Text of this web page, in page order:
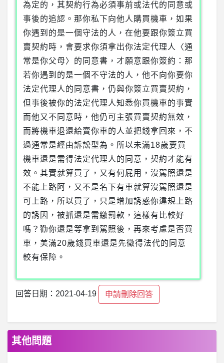
為定的，其契約行為必須事前或法代的同意或
事後的追認。那你私下向他人購買機車，如果
你遇到的是一個守法的人，在他要跟你簽立買
賣契約時，會要求你須拿出你法定代理人〈通
常是你父母〉的同意書，才願意跟你簽約：那
若你遇到的是一個不守法的人，他不向你要你
法定代理人的同意書，仍與你簽立買賣契約，
但事後被你的法定代理人知悉你買機車的事實
而他又不同意時，他仍可主張買賣契約無效，
而將機車退還給賣你車的人並把錢拿回來，不
過通常是經由訴訟型為。所以未滿18歲要買
機車還是需得法定代理人的同意，契約才能有
效。其實就算買了，又有何屁用，沒駕照還是
不能上路阿，又不是名下有車就算沒駕照還是
可上路，所以買了，只是增加誘惑你違規上路
的誘因，被抓還是需繳罰款，這樣有比較好
嗎？勸你還是等拿到駕照後，再來考慮是否買
車，美滿20歲錢買車還是先徵得法代的同意
較有保障。
回答日期：2021-04-19 申請刪除回答
其他問題